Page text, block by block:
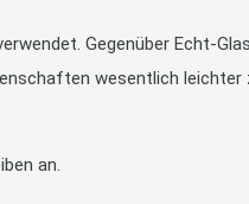
Gegenüber Echt-
wesentlich
an.